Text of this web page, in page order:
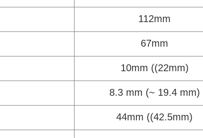
112mm
67mm
10mm ((22mm)
8.3 mm (~ 19.4 mm)
44mm ((42.5mm)